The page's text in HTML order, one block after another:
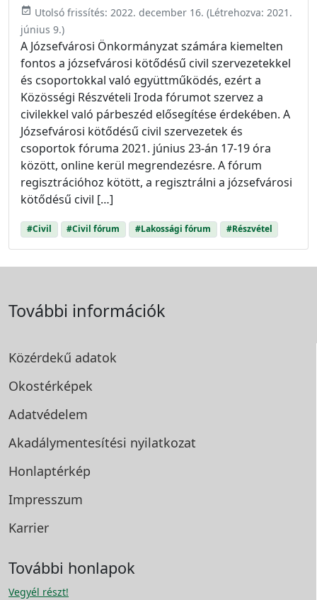
event_available Utolsó frissítés: 2022. december 16. (Létrehozva: 2021.
június 9.)
A Józsefvárosi Önkormányzat számára kiemelten
fontos a józsefvárosi kötődésű civil szervezetekkel
és csoportokkal való együttműködés, ezért a
Közösségi Részvételi Iroda fórumot szervez a
civilekkel való párbeszéd elősegítése érdekében. A
Józsefvárosi kötődésű civil szervezetek és
csoportok fóruma 2021. június 23-án 17-19 óra
között, online kerül megrendezésre. A fórum
regisztrációhoz kötött, a regisztrálni a józsefvárosi
kötődésű civil […]
#Civil #Civil fórum #Lakossági fórum #Részvétel
További információk
Közérdekű adatok
Okostérképek
Adatvédelem
Akadálymentesítési nyilatkozat
Honlaptérkép
Impresszum
Karrier
További honlapok
Vegyél részt!